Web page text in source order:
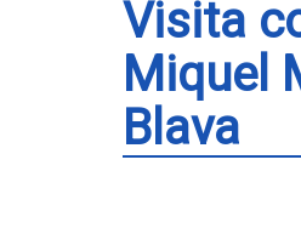
Visita
Miquel
Blava